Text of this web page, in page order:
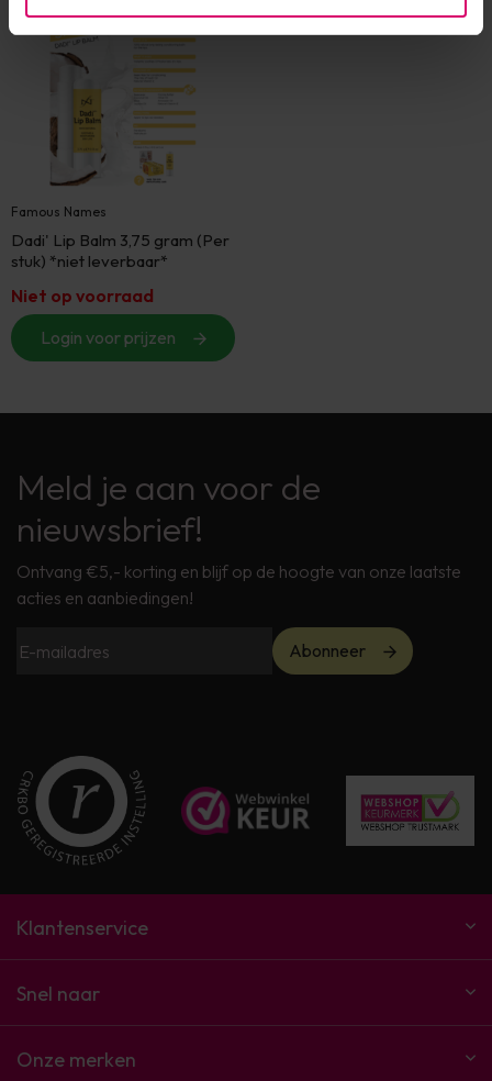
Famous Names
Dadi' Lip Balm 3,75 gram (Per
stuk) *niet leverbaar*
Niet op voorraad
Login voor prijzen
Meld je aan voor de
nieuwsbrief!
Ontvang €5,- korting en blijf op de hoogte van onze laatste
acties en aanbiedingen!
Abonneer
Klantenservice
Snel naar
Onze merken